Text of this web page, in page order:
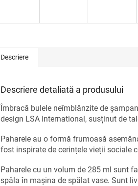
Descriere
Descriere detaliată a produsului
Îmbracă bulele neîmblânzite de
design LSA International, susținut de
Paharele au o formă frumoasă
fost inspirate de cerințele vieții sociale
Paharele cu un volum de 285 ml sunt
spăla în mașina de spălat vase. Sunt